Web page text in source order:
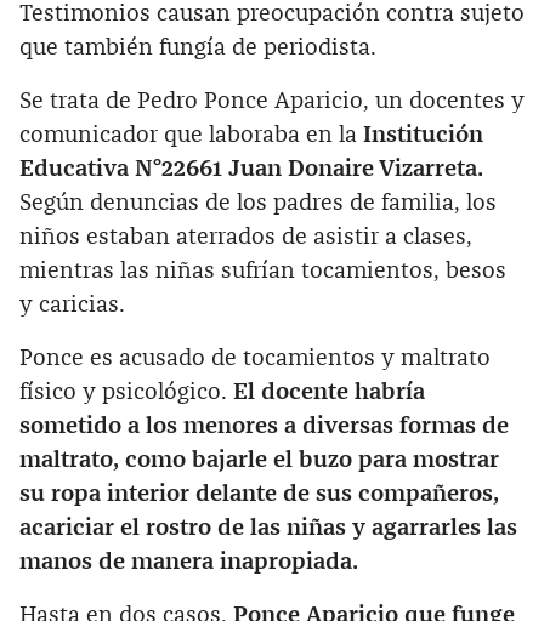
Testimonios causan preocupación contra sujeto
que también fungía de periodista.
Se trata de Pedro Ponce Aparicio, un docentes y
comunicador que laboraba en la Institución
Educativa N°22661 Juan Donaire Vizarreta.
Según denuncias de los padres de familia, los
niños estaban aterrados de asistir a clases,
mientras las niñas sufrían tocamientos, besos
y caricias.
Ponce es acusado de tocamientos y maltrato
físico y psicológico. El docente habría
sometido a los menores a diversas formas de
maltrato, como bajarle el buzo para mostrar
su ropa interior delante de sus compañeros,
acariciar el rostro de las niñas y agarrarles las
manos de manera inapropiada.
Hasta en dos casos, Ponce Aparicio que funge